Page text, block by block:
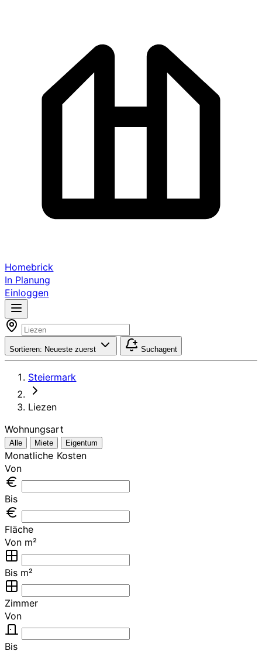
Homebrick
In Planung
Einloggen
Sortieren: Neueste zuerst Suchagent
Steiermark
Liezen
Wohnungsart
Alle Miete Eigentum
Monatliche Kosten
Von
Bis
Fläche
Von m²
Bis m²
Zimmer
Von
Bis